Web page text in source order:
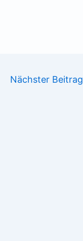
Nächster Beitrag